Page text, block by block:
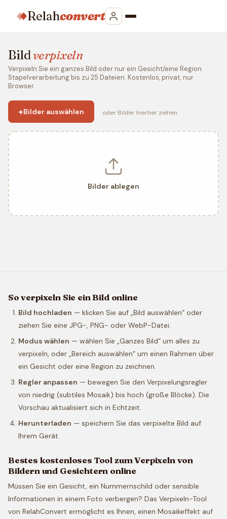
Relahconvert
Bildverpixeln
Verpixeln Sie ein ganzes Bild oder nur ein Gesicht/eine Region.
Stapelverarbeitung bis zu 25 Dateien. Kostenlos, privat, nur
Browser.
+Bilder auswählen oder Bilder hierher ziehen
Bilder ablegen
So verpixeln Sie ein Bild online
Bild hochladen — klicken Sie auf „Bild auswählen“ oder
ziehen Sie eine JPG-, PNG- oder WebP-Datei.
Modus wählen — wählen Sie „Ganzes Bild“ um alles zu
verpixeln, oder „Bereich auswählen“ um einen Rahmen über
ein Gesicht oder eine Region zu zeichnen.
Regler anpassen — bewegen Sie den Verpixelungsregler
von niedrig (subtiles Mosaik) bis hoch (große Blöcke). Die
Vorschau aktualisiert sich in Echtzeit.
Herunterladen — speichern Sie das verpixelte Bild auf
Ihrem Gerät.
Bestes kostenloses Tool zum Verpixeln von
Bildern und Gesichtern online
Müssen Sie ein Gesicht, ein Nummernschild oder sensible
Informationen in einem Foto verbergen? Das Verpixeln-Tool
von RelahConvert ermöglicht es Ihnen, einen Mosaikeffekt auf